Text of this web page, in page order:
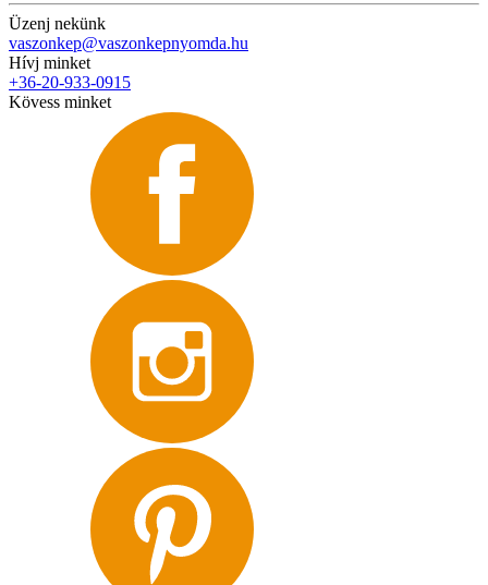
Üzenj nekünk
vaszonkep@vaszonkepnyomda.hu
Hívj minket
+36-20-933-0915
Kövess minket